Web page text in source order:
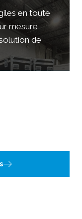
en toute
mesure
de